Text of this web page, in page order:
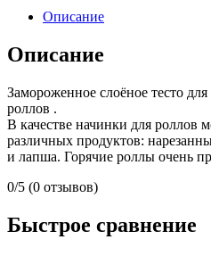
Описание
Описание
Замороженное слоёное тесто
роллов .
В качестве начинки для роллов
различных продуктов:
и лапша. Горячие роллы очень
0/5 (0 отзывов)
Быстрое сравнение